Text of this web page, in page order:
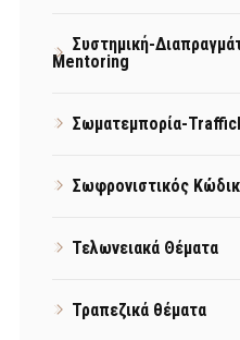
Συστημική-
Mentoring
Σωματεμπορία-
Σωφρονιστικός
Τελωνειακά Θέματα
Τραπεζικά θέματα